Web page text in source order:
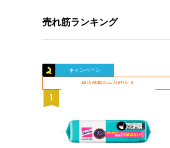
売れ筋ランキング
キャンペーン
税込価格から40円引き